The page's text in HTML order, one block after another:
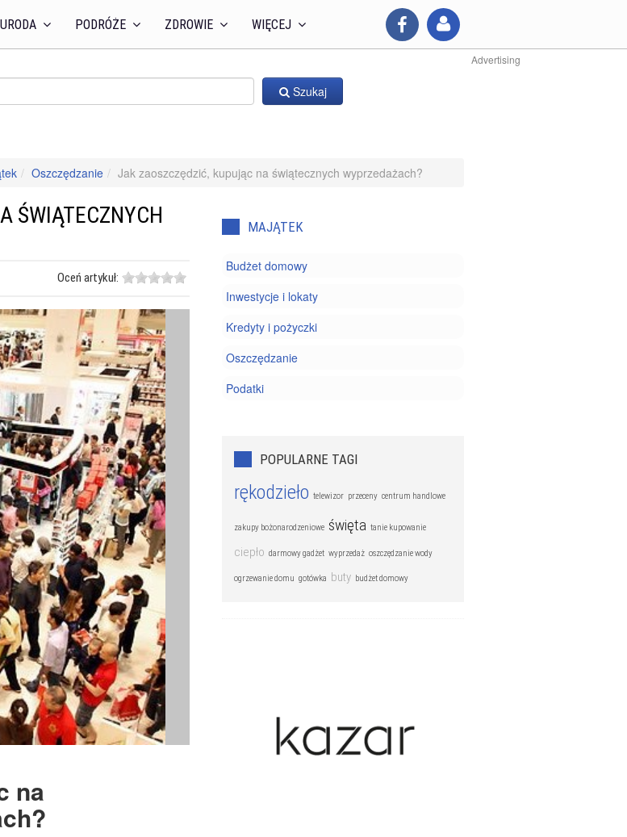
PODRÓŻE ZDROWIE WIĘCEJ
Advertising
Szukaj
Oszczędzanie Jak zaoszczędzić, kupując na świątecznych wyprzedażach?
ŚWIĄTECZNYCH
Oceń artykuł:
na
MAJĄTEK
Budżet domowy
Inwestycje i lokaty
Kredyty i pożyczki
Oszczędzanie
Podatki
POPULARNE TAGI
rękodzieło telewizor przeceny centrum handlowe
zakupy bożonarodzeniowe święta tanie kupowanie
ciepło darmowy gadżet wyprzedaż oszczędzanie wody
ogrzewanie domu gotówka buty budżet domowy